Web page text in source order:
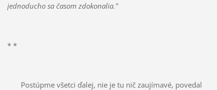
jednoducho sa časom zdokonalia."
* *
Postúpme všetci ďalej, nie je tu nič zaujímavé, povedal